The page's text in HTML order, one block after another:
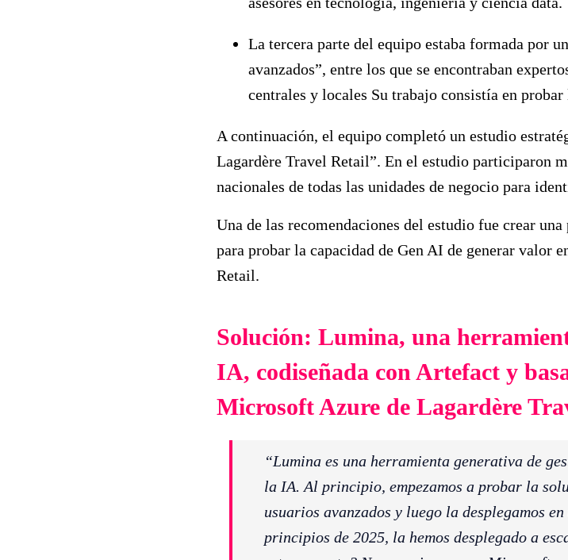
La tercera parte del equipo estaba formada por
avanzados”, entre los que se encontraban
centrales y locales Su trabajo consistía en
A continuación, el equipo completó un estudio
Lagardère Travel Retail”. En el estudio participaron
nacionales de todas las unidades de negocio para
Una de las recomendaciones del estudio fue crear una
para probar la capacidad de Gen AI de generar valor
Retail.
Solución: Lumina, una
IA, codiseñada con Artefact y
Microsoft Azure de Lagardère
“Lumina es una herramienta generativa de
la IA. Al principio, empezamos a probar la
usuarios avanzados y luego la desplegamos
principios de 2025, la hemos desplegado a